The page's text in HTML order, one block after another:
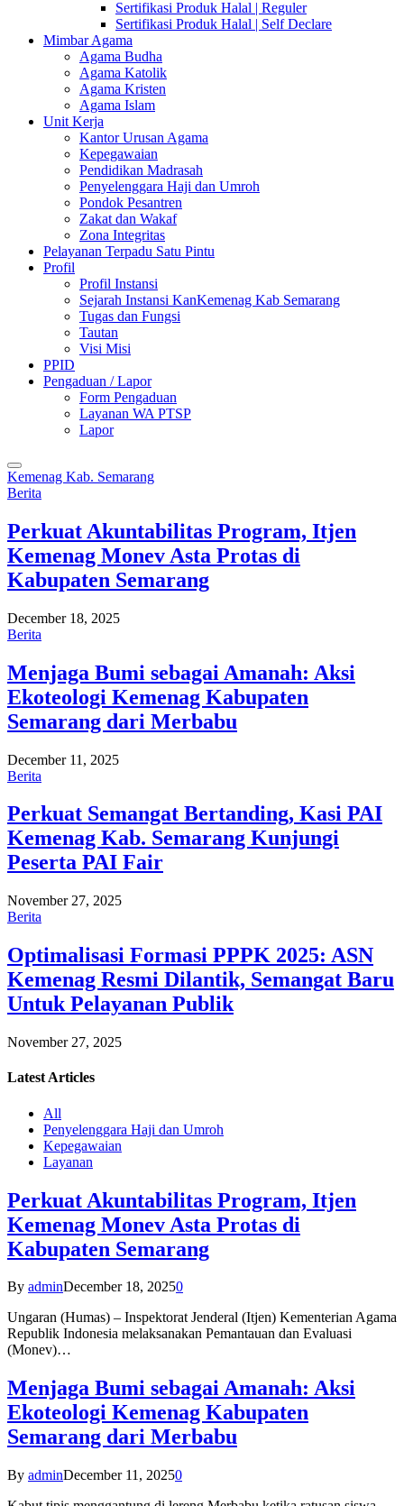
Sertifikasi Produk Halal | Reguler
Sertifikasi Produk Halal | Self Declare
Mimbar Agama
Agama Budha
Agama Katolik
Agama Kristen
Agama Islam
Unit Kerja
Kantor Urusan Agama
Kepegawaian
Pendidikan Madrasah
Penyelenggara Haji dan Umroh
Pondok Pesantren
Zakat dan Wakaf
Zona Integritas
Pelayanan Terpadu Satu Pintu
Profil
Profil Instansi
Sejarah Instansi KanKemenag Kab Semarang
Tugas dan Fungsi
Tautan
Visi Misi
PPID
Pengaduan / Lapor
Form Pengaduan
Layanan WA PTSP
Lapor
Kemenag Kab. Semarang
Berita
Perkuat Akuntabilitas Program, Itjen
Kemenag Monev Asta Protas di
Kabupaten Semarang
December 18, 2025
Berita
Menjaga Bumi sebagai Amanah: Aksi
Ekoteologi Kemenag Kabupaten
Semarang dari Merbabu
December 11, 2025
Berita
Perkuat Semangat Bertanding, Kasi PAI
Kemenag Kab. Semarang Kunjungi
Peserta PAI Fair
November 27, 2025
Berita
Optimalisasi Formasi PPPK 2025: ASN
Kemenag Resmi Dilantik, Semangat Baru
Untuk Pelayanan Publik
November 27, 2025
Latest Articles
All
Penyelenggara Haji dan Umroh
Kepegawaian
Layanan
Perkuat Akuntabilitas Program, Itjen
Kemenag Monev Asta Protas di
Kabupaten Semarang
By adminDecember 18, 20250
Ungaran (Humas) – Inspektorat Jenderal (Itjen) Kementerian Agama
Republik Indonesia melaksanakan Pemantauan dan Evaluasi
(Monev)…
Menjaga Bumi sebagai Amanah: Aksi
Ekoteologi Kemenag Kabupaten
Semarang dari Merbabu
By adminDecember 11, 20250